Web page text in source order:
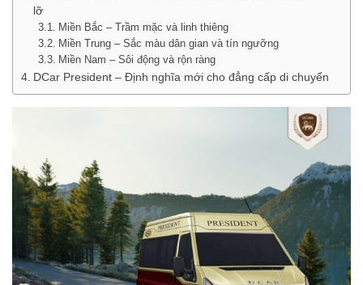
lỡ
Miền Bắc – Trầm mặc và linh thiêng
Miền Trung – Sắc màu dân gian và tín ngưỡng
Miền Nam – Sôi động và rộn ràng
DCar President – Định nghĩa mới cho đẳng cấp di chuyển